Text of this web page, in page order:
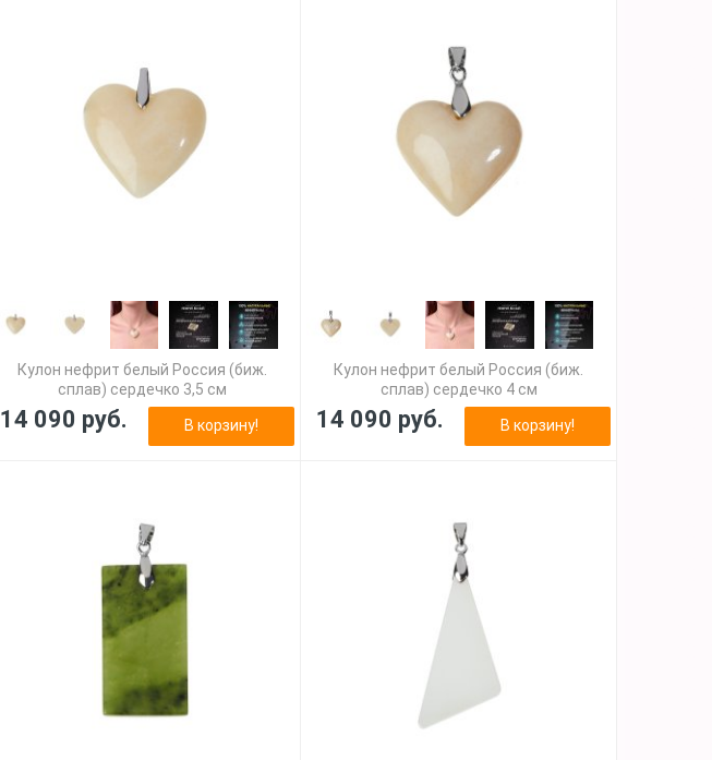
Кулон нефрит белый Россия (биж.
сплав) сердечко 3,5 см
14 090 руб. В корзину!
Кулон нефрит белый Россия (биж.
сплав) сердечко 4 см
14 090 руб. В корзину!